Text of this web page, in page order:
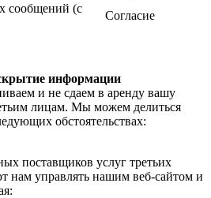
сообщений (с
Согласие
информации
и не сдаем в аренду вашу
лицам. Мы можем делиться
обстоятельствах:
поставщиков услуг третьих
нам управлять нашим веб-сайтом и